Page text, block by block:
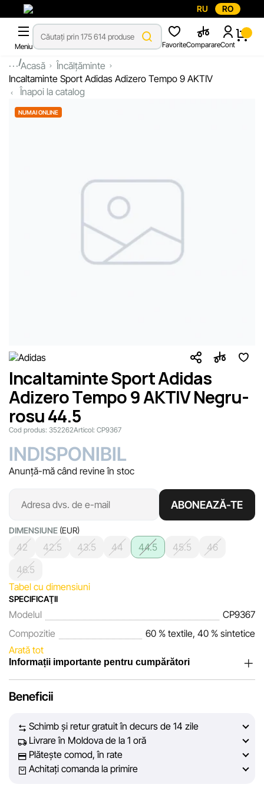
RU RO
Meniu FavoriteComparareCont
...Acasă
Încălțăminte
Incaltaminte Sport Adidas Adizero Tempo 9 AKTIV
Înapoi la catalog
NUMAI ONLINE
Incaltaminte Sport Adidas
Adizero Tempo 9 AKTIV Negru-
rosu 44.5
Cod produs: 352262Articol: CP9367
INDISPONIBIL
Anunță-mă când revine în stoc
ABONEAZĂ-TE
DIMENSIUNE (EUR)
42 42.5 43.5 44 44.5 45.5
46
46.5
Tabel cu dimensiuni
SPECIFICAŢII
Modelul
CP9367
Compozitie
60 % textile, 40 % sintetice
Arată tot
Informații importante pentru cumpărători
încrederea clienților noștri. În fiecare zi depunem eforturi
prezentate pe site să fie cât mai complete, obiective și
actuale. Scopul nostru este să vă oferim informații corecte și
veridice, pentru ca dvs. să puteți lua cea mai bună decizie
de cumpărare.
Beneficii
Schimb și retur gratuit în decurs de 14 zile
Livrare în Moldova de la 1 oră
Plătește comod, în rate
Achitați comanda la primire